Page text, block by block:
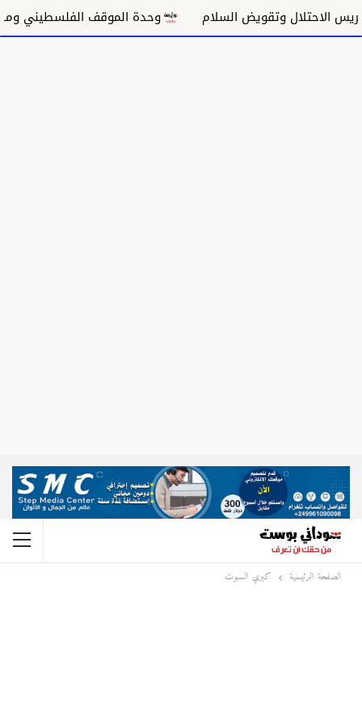
الاحتلال وتقويض السلام وحدة الموقف الفلسطيني
الصفحة الرئيسية كبري السبوت